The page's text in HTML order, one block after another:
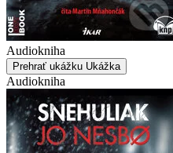
Audiokniha
Prehrať ukážku Ukážka
Audiokniha